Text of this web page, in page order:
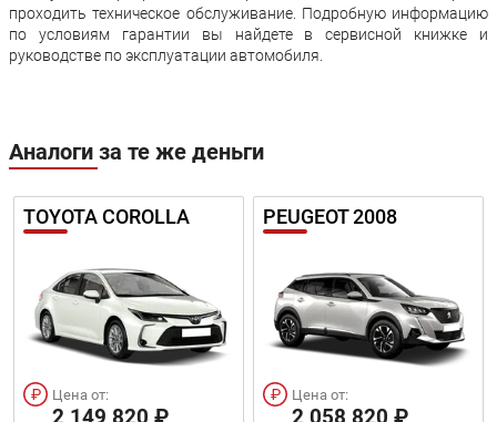
проходить техническое обслуживание. Подробную информацию
по условиям гарантии вы найдете в сервисной книжке и
руководстве по эксплуатации автомобиля.
Аналоги за те же деньги
TOYOTA COROLLA
Цена от:
2 149 820 ₽
PEUGEOT 2008
Цена от:
2 058 820 ₽